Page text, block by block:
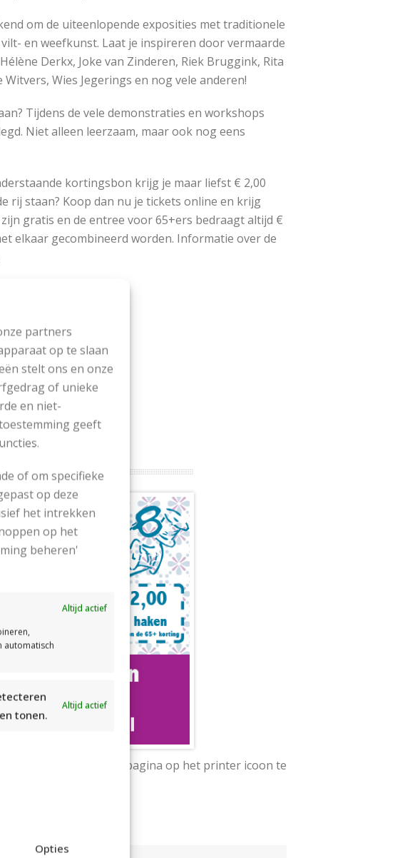
partners
op te slaan
stelt ons en onze
of unieke
en niet-
geeft
of om specifieke
op deze
het intrekken
op het
beheren'
Altijd actief
automatisch
tonen.
Altijd actief
Opties
om de uiteenlopende exposities met traditionele
en weefkunst. Laat je inspireren door vermaarde
Derkx, Joke van Zinderen, Riek Bruggink, Rita
Wies Jegerings en nog vele anderen!
Tijdens de vele demonstraties en workshops
Niet alleen leerzaam, maar ook nog eens
kortingsbon krijg je maar liefst € 2,00
rij staan? Koop dan nu je tickets online en krijg
gratis en de entree voor 65+ers bedraagt altijd €
elkaar gecombineerd worden. Informatie over de
door bovenaan deze pagina op het printer icoon te